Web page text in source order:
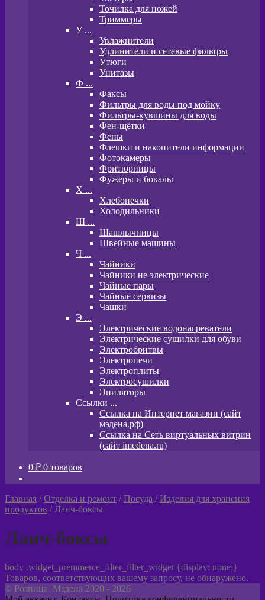
Точилка для ножей
Триммеры
У ...
Увлажнители
Удлинители и сетевые фильтры
Утюги
Унитазы
Ф ...
Факсы
Фильтры для воды под мойку
Фильтры-кувшины для воды
Фен-щётки
Фены
Флешки и накопители информации
Фотокамеры
Фритюрницы
Фужеры и бокалы
Х ...
Хлебопечки
Холодильники
Ш ...
Шашлычницы
Швейные машины
Ч ...
Чайники
Чайники не электрические
Чайные пары
Чайные сервизы
Чашки
Э ...
Электрические водонагреватели
Электрические сушилки для обуви
Электробритвы
Электропечи
Электроплиты
Электросушилки
Эпиляторы
Ссылки ...
Ссылка на Интернет магазин (сайт
мэдена.рф)
Ссылка на Сеть виртуальных витрин
(сайт imedena.ru)
0 ₽ 0 товаров
Главная /Отделка и ремонт /Посуда /Изделия для хранения
продуктов /Ланч-боксы
Ланч-боксы
body .widget_premmerce_filter_filter_widget {display: none;}
Товаров, соответствующих вашему запросу, не обнаружено.
© Розница. Мэдена 2020 - 2026